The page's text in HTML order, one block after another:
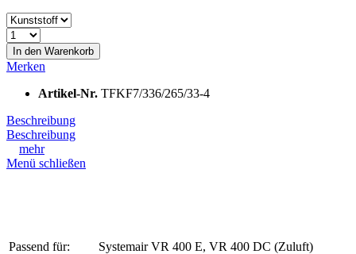
In den Warenkorb
Merken
Artikel-Nr. TFKF7/336/265/33-4
Beschreibung
Beschreibung
mehr
Menü schließen
Passend für:
Systemair VR 400 E, VR 400 DC (Zuluft)